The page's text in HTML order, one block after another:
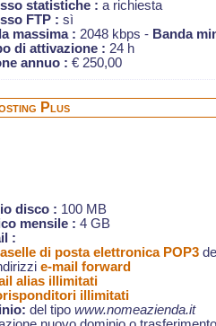
statistiche : a richiesta
FTP : sì
massima : 2048 kbps - Banda
di attivazione : 24 h
annuo : € 250,00
Plus
disco : 100 MB
mensile : 4 GB
:
di posta elettronica POP3
e-mail forward
alias illimitati
illimitati
del tipo www.nomeazienda.it